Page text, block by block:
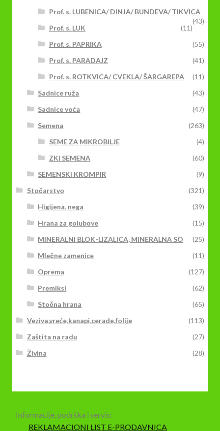
Prof. s. LUBENICA/ DINJA/ BUNDEVA/ TIKVICA
(43)
Prof. s. LUK
(11)
Prof. s. PAPRIKA
(55)
Prof. s. PARADAJZ
(41)
Prof. s. ROTKVICA/ CVEKLA/ ŠARGAREPA
(11)
Sadnice ruža
(43)
Sadnice voća
(47)
Semena
(263)
SEME ZA MIKROBILJE
(4)
ZKI SEMENA
(60)
SEMENSKI KROMPIR
(9)
Stočarstvo
(321)
Higijena, nega
(39)
Hrana za golubove
(15)
MINERALNI BLOK-LIZALICA, MINERALNA SO
(25)
Mlečne zamenice
(11)
Oprema
(127)
Premiksi
(62)
Stočna hrana
(65)
Veziva,vreće,kanapi,cerade,folije
(113)
Zaštita na radu
(27)
Živina
(28)
Informacije, podrška i servis:
REKLAMACIONI LIST E-PRODAVNICA